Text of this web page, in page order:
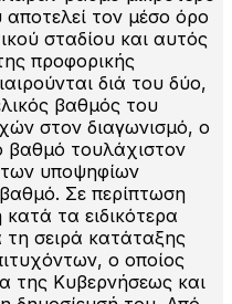
τον μέσο όρο
σταδίου και αυτός
προφορικής
διά του δύο,
βαθμός του
στον διαγωνισμό, ο
βαθμό τουλάχιστον
υποψηφίων
Σε περίπτωση
τα ειδικότερα
τη σειρά κατάταξης
ο οποίος
της Κυβερνήσεως και